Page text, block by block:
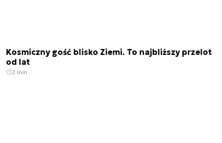
Kosmiczny gość blisko Ziemi. To najbliższy przelot
od lat
2 min.